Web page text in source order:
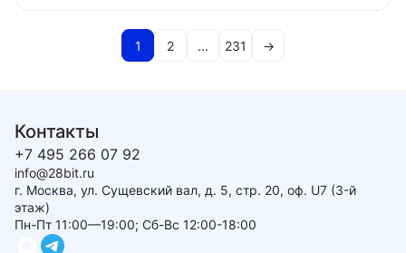
1 2 ... 231 →
Контакты
+7 495 266 07 92
info@28bit.ru
г. Москва, ул. Сущевский вал, д. 5, стр. 20, оф. U7 (3-й
этаж)
Пн-Пт 11:00—19:00; Сб-Вс 12:00-18:00